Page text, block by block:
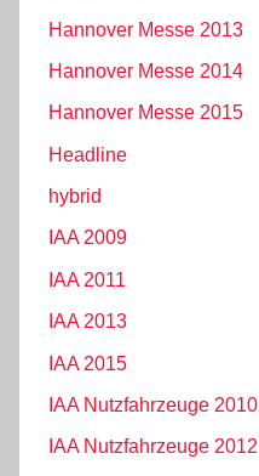
Hannover Messe 2013
Hannover Messe 2014
Hannover Messe 2015
Headline
hybrid
IAA 2009
IAA 2011
IAA 2013
IAA 2015
IAA Nutzfahrzeuge 2010
IAA Nutzfahrzeuge 2012